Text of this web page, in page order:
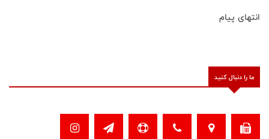
انتهای پیام
ما را دنبال کنید